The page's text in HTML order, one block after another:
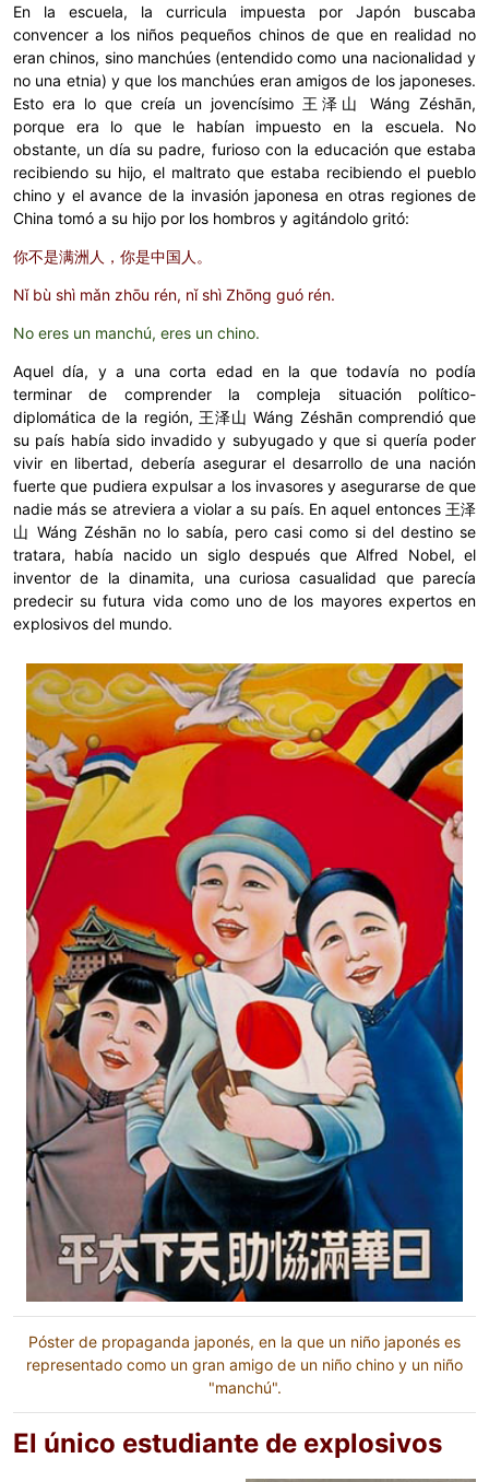
En la escuela, la curricula impuesta por Japón buscaba
convencer a los niños pequeños chinos de que en realidad no
eran chinos, sino manchúes (entendido como una nacionalidad y
no una etnia) y que los manchúes eran amigos de los japoneses.
Esto era lo que creía un jovencísimo 王泽山 Wáng Zéshān,
porque era lo que le habían impuesto en la escuela. No
obstante, un día su padre, furioso con la educación que estaba
recibiendo su hijo, el maltrato que estaba recibiendo el pueblo
chino y el avance de la invasión japonesa en otras regiones de
China tomó a su hijo por los hombros y agitándolo gritó:
你不是满洲人，你是中国人。
Nǐ bù shì mǎn zhōu rén, nǐ shì Zhōng guó rén.
No eres un manchú, eres un chino.
Aquel día, y a una corta edad en la que todavía no podía
terminar de comprender la compleja situación político-
diplomática de la región, 王泽山 Wáng Zéshān comprendió que
su país había sido invadido y subyugado y que si quería poder
vivir en libertad, debería asegurar el desarrollo de una nación
fuerte que pudiera expulsar a los invasores y asegurarse de que
nadie más se atreviera a violar a su país. En aquel entonces 王泽
山 Wáng Zéshān no lo sabía, pero casi como si del destino se
tratara, había nacido un siglo después que Alfred Nobel, el
inventor de la dinamita, una curiosa casualidad que parecía
predecir su futura vida como uno de los mayores expertos en
explosivos del mundo.
Póster de propaganda japonés, en la que un niño japonés es
representado como un gran amigo de un niño chino y un niño
"manchú".
El único estudiante de explosivos